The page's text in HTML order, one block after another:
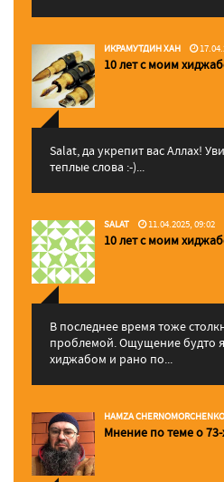
ИКРАМУТДИН ХАН
10 лет с моим
Salat, да укрепит вас Аллаx!
теплые слова :-)...
SALAT 11.04.2025, 09:02
10 лет с моим
В последнее время тоже
проблемой. Ощущение будто
хиджабом и рано по...
HAMZA CHERNOMORCHENKO
Мнение по теме о